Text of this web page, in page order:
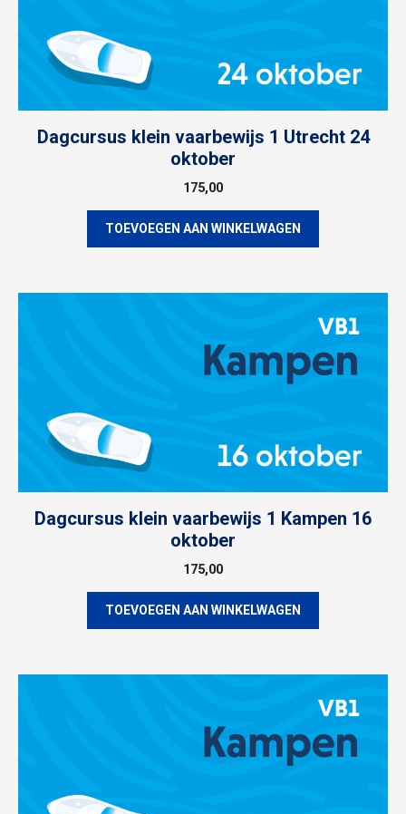
Dagcursus klein vaarbewijs 1 Utrecht 24
oktober
175,00
TOEVOEGEN AAN WINKELWAGEN
Dagcursus klein vaarbewijs 1 Kampen 16
oktober
175,00
TOEVOEGEN AAN WINKELWAGEN